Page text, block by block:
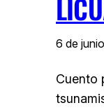
6 de
Cuento